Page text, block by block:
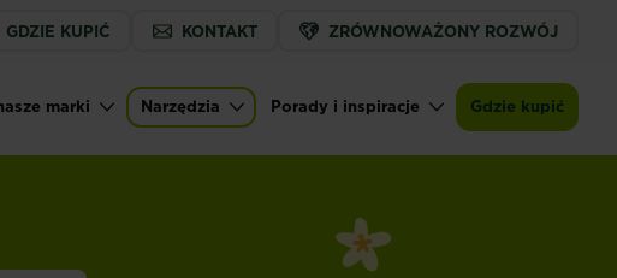
GDZIE KUPIĆ KONTAKT ZRÓWNOWAŻONY ROZWÓJ
marki Narzędzia Porady i inspiracje Gdzie kupić